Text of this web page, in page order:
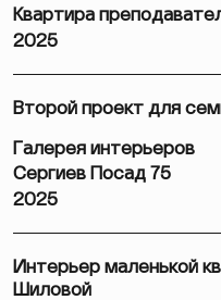
Квартира
2025
Второй проект для
Галерея интерьеров
Сергиев Посад 75
2025
Интерьер маленькой
Шиловой